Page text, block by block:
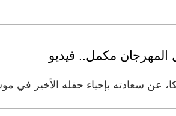
مكمل.. فيديو
عن سعادته بإحياء حفله الأخير في